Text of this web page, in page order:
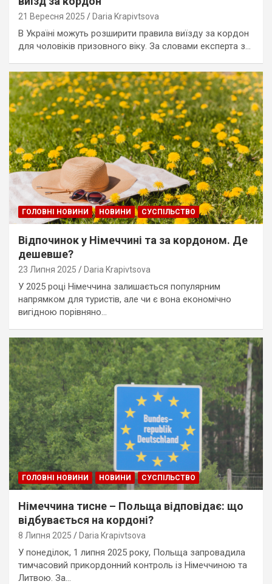
21 Вересня 2025 Daria Krapivtsova
В Україні можуть розширити правила виїзду за кордон
для чоловіків призовного віку. За словами експерта з…
ГОЛОВНІ НОВИНИ НОВИНИ СУСПІЛЬСТВО
Відпочинок у Німеччині та за кордоном. Де
дешевше?
23 Липня 2025 Daria Krapivtsova
У 2025 році Німеччина залишається популярним
напрямком для туристів, але чи є вона економічно
вигідною порівняно…
ГОЛОВНІ НОВИНИ НОВИНИ СУСПІЛЬСТВО
Німеччина тисне – Польща відповідає: що
відбувається на кордоні?
8 Липня 2025 Daria Krapivtsova
У понеділок, 1 липня 2025 року, Польща запровадила
тимчасовий прикордонний контроль із Німеччиною та
Литвою. За…